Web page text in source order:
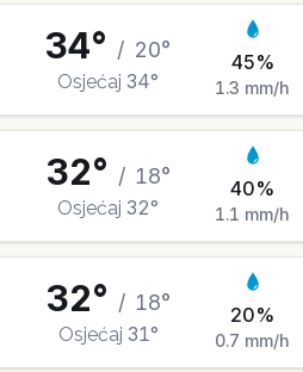
34° / 20°
Osjećaj 34°
45%
1.3 mm/h
32° / 18°
Osjećaj 32°
40%
1.1 mm/h
32° / 18°
Osjećaj 31°
20%
0.7 mm/h